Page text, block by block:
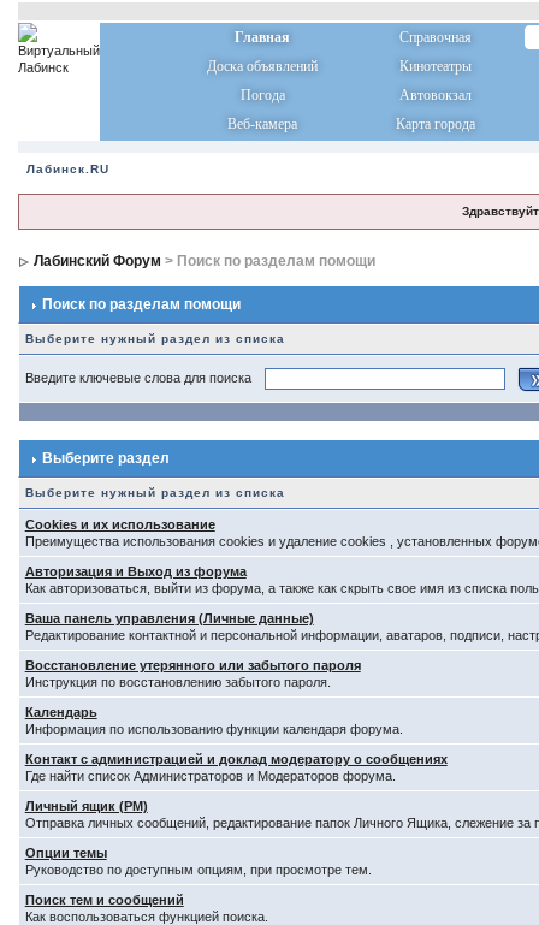
Главная
Справочная
Доска объявлений
Кинотеатры
Погода
Автовокзал
Веб-камера
Карта города
Лабинск.RU
Лабинский Форум > Поиск по разделам помощи
Поиск по разделам помощи
Выберите нужный раздел из списка
Введите ключевые слова для поиска
Выберите раздел
Выберите нужный раздел из списка
Cookies и их использование
Преимущества использования cookies и удаление cookies , установленных
Авторизация и Выход из форума
Как авторизоваться, выйти из форума, а также как скрыть свое имя из списка
Ваша панель управления (Личные данные)
Редактирование контактной и персональной информации, аватаров, подписи,
Восстановление утерянного или забытого пароля
Инструкция по восстановлению забытого пароля.
Календарь
Информация по использованию функции календаря форума.
Контакт с администрацией и доклад модератору о сообщениях
Где найти список Администраторов и Модераторов форума.
Личный ящик (PM)
Отправка личных сообщений, редактирование папок Личного Ящика, слежение
Опции темы
Руководство по доступным опциям, при просмотре тем.
Поиск тем и сообщений
Как воспользоваться функцией поиска.